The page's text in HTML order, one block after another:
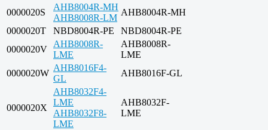
0000020S
AHB8004R-MH
AHB8008R-LM
AHB8004R-MH
0000020T
NBD8004R-PE
NBD8004R-PE
0000020V
AHB8008R-
LME
AHB8008R-
LME
0000020W
AHB8016F4-
GL
AHB8016F-GL
0000020X
AHB8032F4-
LME
AHB8032F8-
LME
AHB8032F-
LME